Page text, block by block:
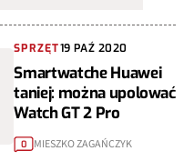
SPRZĘT19 PAŹ 2020
Smartwatche Huawei
taniej: można upolować
Watch GT 2 Pro
0 MIESZKO ZAGAŃCZYK